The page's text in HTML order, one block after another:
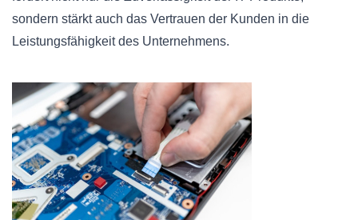
sondern stärkt auch das Vertrauen der Kunden in die
Leistungsfähigkeit des Unternehmens.